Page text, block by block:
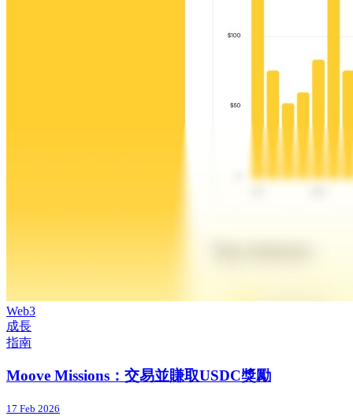
Web3
成長
指南
Moove Missions：交易並賺取USDC獎勵
17 Feb 2026